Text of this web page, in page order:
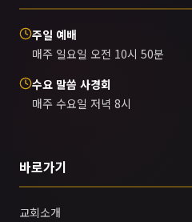
주일 예배
매주 일요일 오전 10시 50분
수요 말씀 사경회
매주 수요일 저녁 8시
바로가기
교회소개